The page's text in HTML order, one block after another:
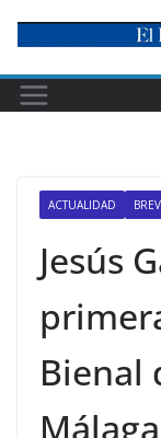
content
ACTUALIDAD
Jesús
Bienal
Málaga